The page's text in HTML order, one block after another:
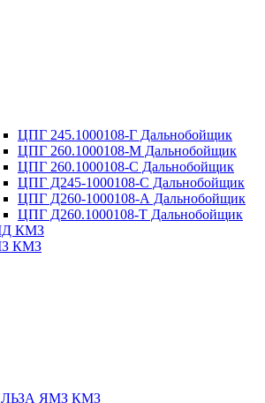
ЦПГ 245.1000108-Г Дальнобойщик
ЦПГ 260.1000108-М Дальнобойщик
ЦПГ 260.1000108-С Дальнобойщик
ЦПГ Д245-1000108-С Дальнобойщик
ЦПГ Д260-1000108-А Дальнобойщик
ЦПГ Д260.1000108-Т Дальнобойщик
КМЗ
КМЗ
ЯМЗ КМЗ